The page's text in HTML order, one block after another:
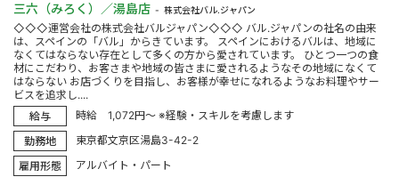
三六（みろく）／湯島店 株式会社バル.ジャパン
◇◇◇運営会社の株式会社バルジャパン◇◇◇ バル.ジャパンの社名の由来
は、スペインの「バル」からきています。 スペインにおけるバルは、地域に
なくてはならない存在として多くの方から愛されています。 ひとつ一つの食
材にこだわり、お客さまや地域の皆さまに愛されるようなその地域になくて
はならない お店づくりを目指し、お客様が幸せになれるようなお料理やサー
ビスを追求し....
給与
時給 1,072円～ ※経験・スキルを考慮します
勤務地
東京都文京区湯島3-42-2
雇用形態
アルバイト・パート